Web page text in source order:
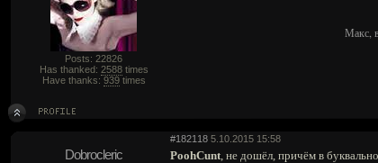
Posts: 22826
Has thanked: 2588times
Have thanks: 939times
Макс,
#182118 5.10.2015 15:58
Dobrocleric PoohCunt, не дошёл, причём в